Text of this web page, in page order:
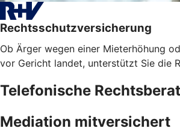
Rechtsschutzversicherung
Ob Ärger wegen einer Mieterhöhung
vor Gericht landet, unterstützt Sie die
Telefonische
Mediation mitversichert